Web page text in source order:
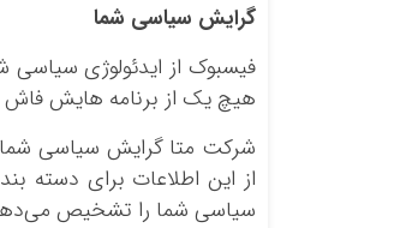
گرایش سیاسی شما
فیسبوک از ایدئولوژی سیاسی
هیچ یک از برنامه هایش فاش
شرکت متا گرایش سیاسی
از این اطلاعات برای دسته
سیاسی شما را تشخیص